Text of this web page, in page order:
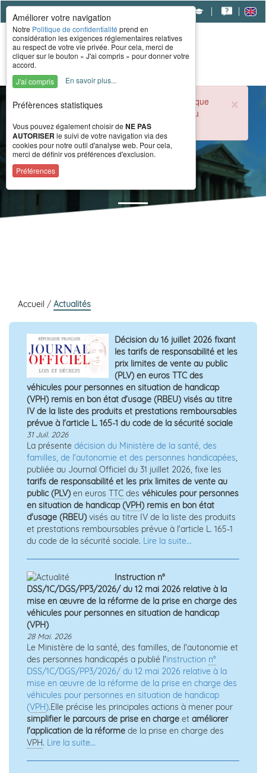
×
Durant la période estivale, l'accueil téléphonique
du CERAH est ouvert de 8h à 16h du lundi au
vendredi.
Accueil / Actualités
Décision du 16 juillet 2026 fixant
les tarifs de responsabilité et les
prix limites de vente au public
(PLV) en euros TTC des
véhicules pour personnes en situation de handicap
(VPH) remis en bon état d'usage (RBEU) visés au titre
IV de la liste des produits et prestations remboursables
prévue à l'article L. 165-1 du code de la sécurité sociale
31 Juil. 2026
La présente décision du Ministère de la santé, des
familles, de l'autonomie et des personnes handicapées,
publiée au Journal Officiel du 31 juillet 2026, fixe les
tarifs de responsabilité et les prix limites de vente au
public (PLV) en euros TTC des véhicules pour personnes
en situation de handicap (VPH) remis en bon état
d'usage (RBEU) visés au titre IV de la liste des produits
et prestations remboursables prévue à l'article L. 165-1
du code de la sécurité sociale. Lire la suite...
Instruction n°
DSS/1C/DGS/PP3/2026/ du 12 mai 2026 relative à la
mise en œuvre de la réforme de la prise en charge des
véhicules pour personnes en situation de handicap
(VPH)
28 Mai. 2026
Le Ministère de la santé, des familles, de l'autonomie et
des personnes handicapés a publié l'instruction n°
DSS/1C/DGS/PP3/2026/ du 12 mai 2026 relative à la
mise en œuvre de la réforme de la prise en charge des
véhicules pour personnes en situation de handicap
(VPH).Elle précise les principales actions à mener pour
simplifier le parcours de prise en charge et améliorer
l'application de la réforme de la prise en charge des
VPH. Lire la suite...
Améliorer votre navigation
Notre Politique de confidentialité prend en
considération les exigences réglementaires relatives
au respect de votre vie privée. Pour cela, merci de
cliquer sur le bouton « J'ai compris » pour donner votre
accord.
J'ai compris
En savoir plus...
Préfèrences statistiques
Vous pouvez également choisir de NE PAS
AUTORISER le suivi de votre navigation via des
cookies pour notre outil d'analyse web. Pour cela,
merci de définir vos préférences d'exclusion.
Préférences